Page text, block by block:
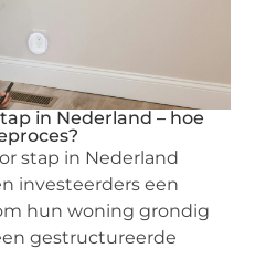
in Nederland – hoe
stap in Nederland
investeerders een
hun woning grondig
gestructureerde